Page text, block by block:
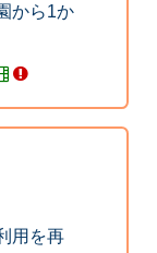
から1か
用を再